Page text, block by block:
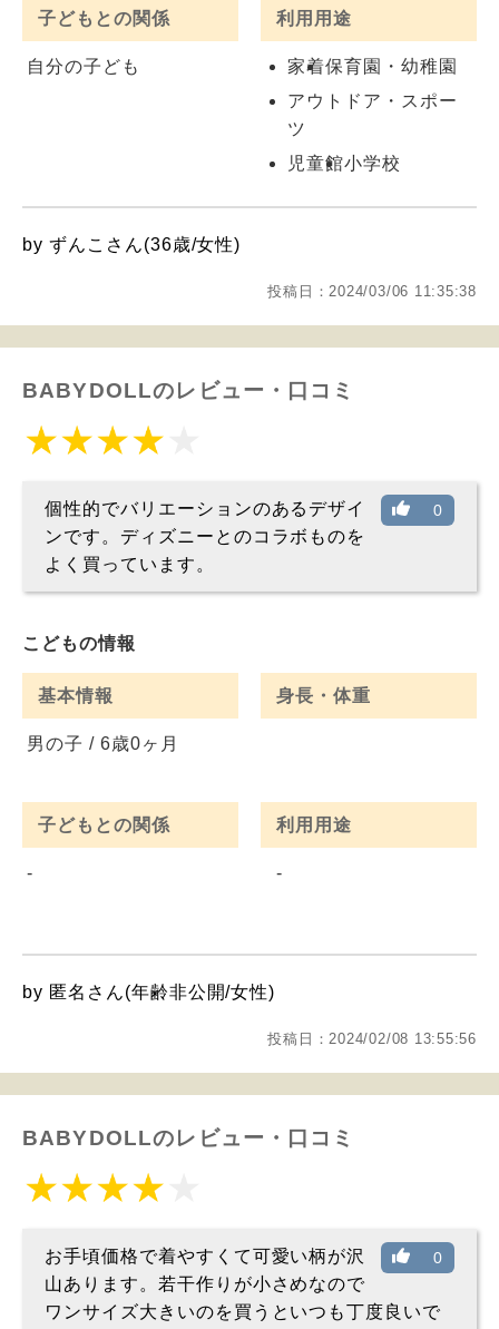
子どもとの関係
自分の子ども
利用用途
家着保育園・幼稚園
アウトドア・スポー
ツ
児童館小学校
by ずんこさん(36歳/女性)
投稿日：2024/03/06 11:35:38
BABYDOLLのレビュー・口コミ
0
個性的でバリエーションのあるデザイ
ンです。ディズニーとのコラボものを
よく買っています。
こどもの情報
基本情報
男の子 / 6歳0ヶ月
身長・体重
子どもとの関係
-
利用用途
-
by 匿名さん(年齢非公開/女性)
投稿日：2024/02/08 13:55:56
BABYDOLLのレビュー・口コミ
0
お手頃価格で着やすくて可愛い柄が沢
山あります。若干作りが小さめなので
ワンサイズ大きいのを買うといつも丁度良いで